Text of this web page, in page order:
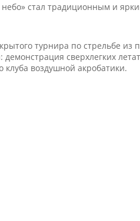
стал традиционным и
турнира по стрельбе из
сверхлегких
клуба воздушной акробатики.